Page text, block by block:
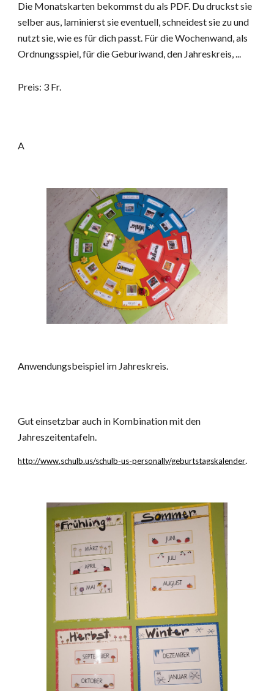
Die Monatskarten bekommst du als PDF. Du druckst sie
selber aus, laminierst sie eventuell, schneidest sie zu und
nutzt sie, wie es für dich passt. Für die Wochenwand, als
Ordnungsspiel, für die Geburiwand, den Jahreskreis, ...
Preis: 3 Fr.
A
Anwendungsbeispiel im Jahreskreis.
Gut einsetzbar auch in Kombination mit den
Jahreszeitentafeln.
http://www.schulb.us/schulb-us-personally/geburtstagskalender.